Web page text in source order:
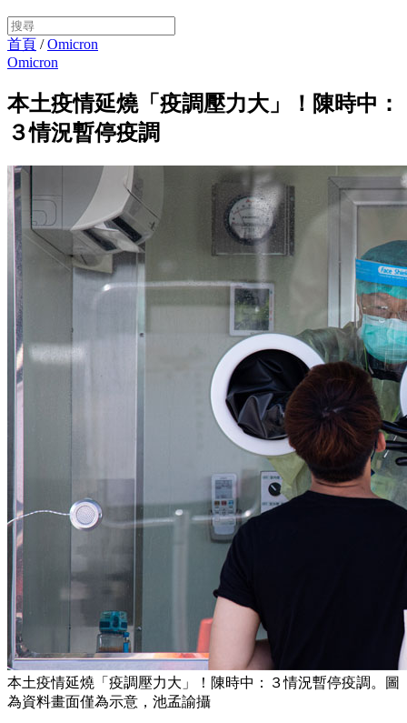
首頁 /Omicron
Omicron
本土疫情延燒「疫調壓力大」！陳時中：
３情況暫停疫調
本土疫情延燒「疫調壓力大」！陳時中：３情況暫停疫調。圖
為資料畫面僅為示意，池孟諭攝